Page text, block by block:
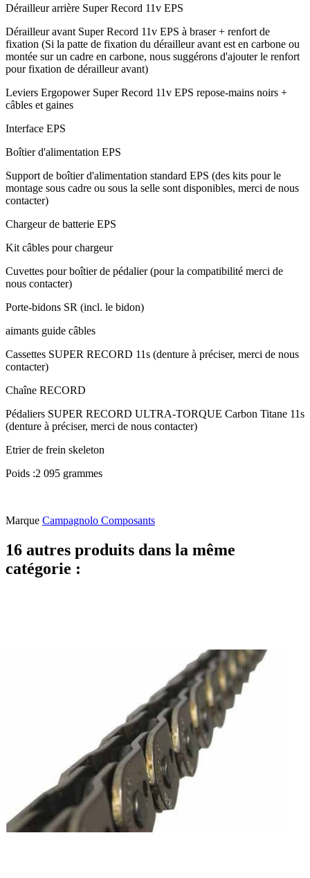
Dérailleur arrière Super Record 11v EPS
Dérailleur avant Super Record 11v EPS à braser + renfort de
fixation (Si la patte de fixation du dérailleur avant est en carbone ou
montée sur un cadre en carbone, nous suggérons d'ajouter le renfort
pour fixation de dérailleur avant)
Leviers Ergopower Super Record 11v EPS repose-mains noirs +
câbles et gaines
Interface EPS
Boîtier d'alimentation EPS
Support de boîtier d'alimentation standard EPS (des kits pour le
montage sous cadre ou sous la selle sont disponibles, merci de nous
contacter)
Chargeur de batterie EPS
Kit câbles pour chargeur
Cuvettes pour boîtier de pédalier (pour la compatibilité merci de
nous contacter)
Porte-bidons SR (incl. le bidon)
aimants guide câbles
Cassettes SUPER RECORD 11s (denture à préciser, merci de nous
contacter)
Chaîne RECORD
Pédaliers SUPER RECORD ULTRA-TORQUE Carbon Titane 11s
(denture à préciser, merci de nous contacter)
Etrier de frein skeleton
Poids :2 095 grammes
Marque Campagnolo Composants
16 autres produits dans la même
catégorie :